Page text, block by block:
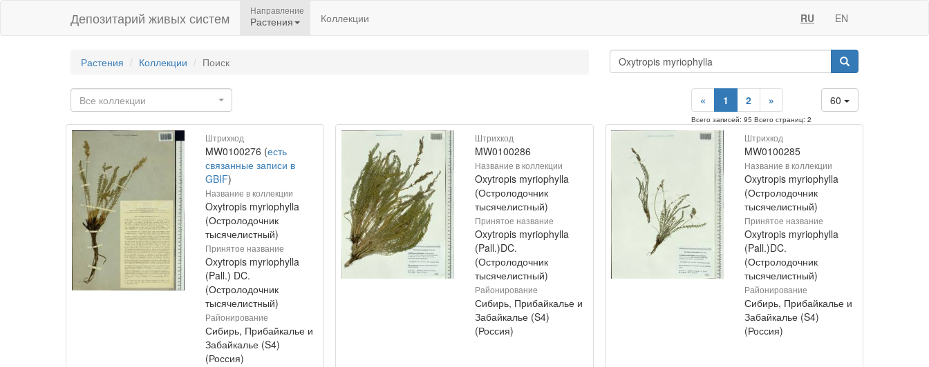
Депозитарий живых систем Направление
Растения Коллекции RU EN
Растения Коллекции Поиск
Все коллекции 60
« 1 2 »
Всего записей: 95 Всего страниц: 2
Штрихкод
MW0100276 (есть
связанные записи в
GBIF)
Название в коллекции
Oxytropis myriophylla
(Остролодочник
тысячелистный)
Принятое название
Oxytropis myriophylla
(Pall.) DC.
(Остролодочник
тысячелистный)
Районирование
Сибирь, Прибайкалье и
Забайкалье (S4)
(Россия)
Штрихкод
MW0100286
Название в коллекции
Oxytropis myriophylla
(Остролодочник
тысячелистный)
Принятое название
Oxytropis myriophylla
(Pall.)DC.
(Остролодочник
тысячелистный)
Районирование
Сибирь, Прибайкалье и
Забайкалье (S4)
(Россия)
Штрихкод
MW0100285
Название в коллекции
Oxytropis myriophylla
(Остролодочник
тысячелистный)
Принятое название
Oxytropis myriophylla
(Pall.)DC.
(Остролодочник
тысячелистный)
Районирование
Сибирь, Прибайкалье и
Забайкалье (S4)
(Россия)